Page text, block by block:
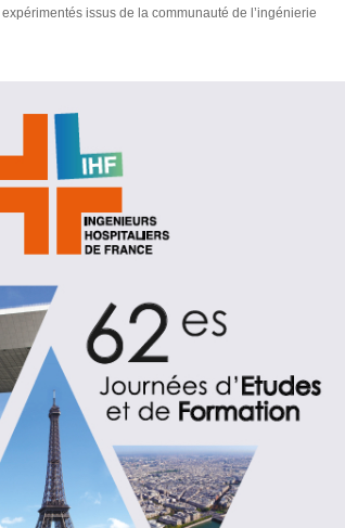
issus de la communauté de l’ingénierie